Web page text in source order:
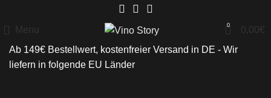
Menu 0 0,00€
Ab 149€ Bestellwert, kostenfreier Versand in DE - Wir
liefern in folgende EU Länder